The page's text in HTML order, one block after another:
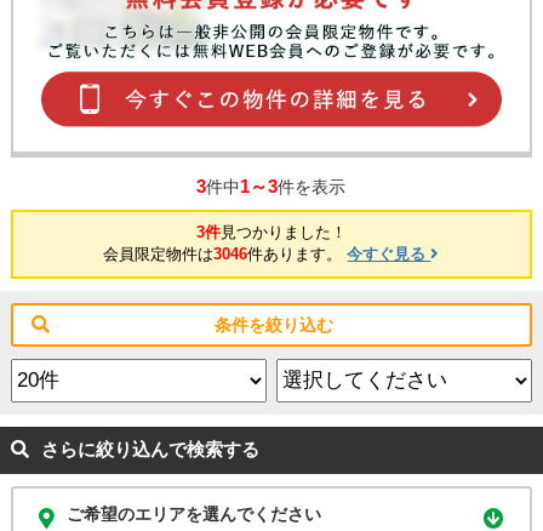
3件中1～3件を表示
3件見つかりました！
会員限定物件は3046件あります。今すぐ見る
条件を絞り込む
さらに絞り込んで検索する
ご希望のエリアを選んでください